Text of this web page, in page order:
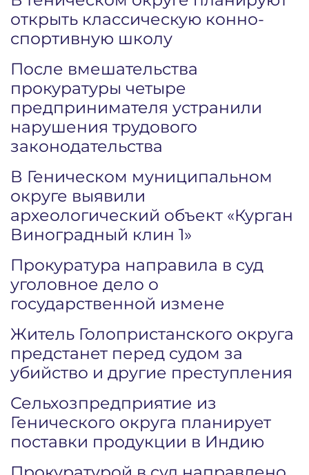
открыть классическую конно-
спортивную школу
После вмешательства
прокуратуры четыре
предпринимателя устранили
нарушения трудового
законодательства
В Геническом муниципальном
округе выявили
археологический объект «Курган
Виноградный клин 1»
Прокуратура направила в суд
уголовное дело о
государственной измене
Житель Голопристанского округа
предстанет перед судом за
убийство и другие преступления
Сельхозпредприятие из
Генического округа планирует
поставки продукции в Индию